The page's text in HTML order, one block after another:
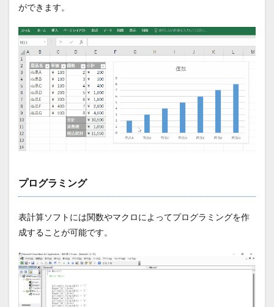
ができます。
プログラミング
表計算ソフトには関数やマクロによってプログラミングを作
成することが可能です。